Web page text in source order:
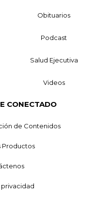
Obituarios
Podcast
Salud Ejecutiva
Videos
CONECTADO
de Contenidos
Productos
privacidad